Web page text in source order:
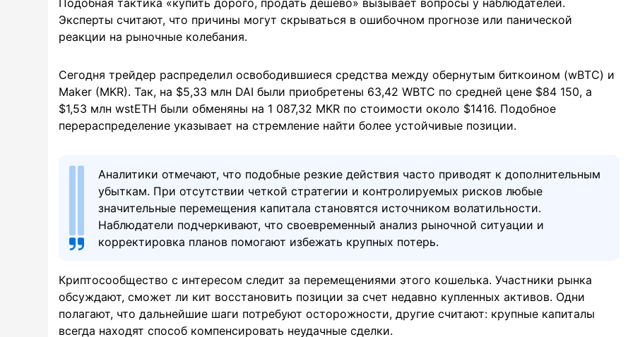
Эксперты считают, что причины могут скрываться в ошибочном прогнозе или панической
реакции на рыночные колебания.
Сегодня трейдер распределил освободившиеся средства между обернутым биткоином (wBTC) и
Maker (MKR). Так, на $5,33 млн DAI были приобретены 63,42 WBTC по средней цене $84 150, а
$1,53 млн wstETH были обменяны на 1 087,32 MKR по стоимости около $1416. Подобное
перераспределение указывает на стремление найти более устойчивые позиции.
Аналитики отмечают, что подобные резкие действия часто приводят к дополнительным
убыткам. При отсутствии четкой стратегии и контролируемых рисков любые
значительные перемещения капитала становятся источником волатильности.
Наблюдатели подчеркивают, что своевременный анализ рыночной ситуации и
корректировка планов помогают избежать крупных потерь.
Криптосообщество с интересом следит за перемещениями этого кошелька. Участники рынка
обсуждают, сможет ли кит восстановить позиции за счет недавно купленных активов. Одни
полагают, что дальнейшие шаги потребуют осторожности, другие считают: крупные капиталы
всегда находят способ компенсировать неудачные сделки.